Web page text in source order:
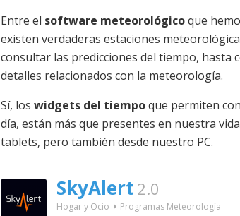
Entre el software meteorológicoque
existen verdaderas estaciones
consultar las predicciones del tiempo, hasta
detalles relacionados con la meteorología.
Sí, los widgets del tiempoque permiten
día, están más que presentes en nuestra
tablets, pero también desde nuestro PC.
SkyAlert 2.0
Hogar y Ocio Programas Meteorología